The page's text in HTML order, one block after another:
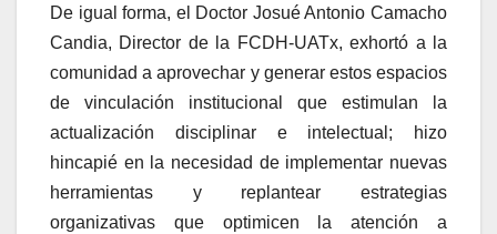
De igual forma, el Doctor Josué Antonio Camacho
Candia, Director de la FCDH-UATx, exhortó a la
comunidad a aprovechar y generar estos espacios
de vinculación institucional que estimulan la
actualización disciplinar e intelectual; hizo
hincapié en la necesidad de implementar nuevas
herramientas y replantear estrategias
organizativas que optimicen la atención a